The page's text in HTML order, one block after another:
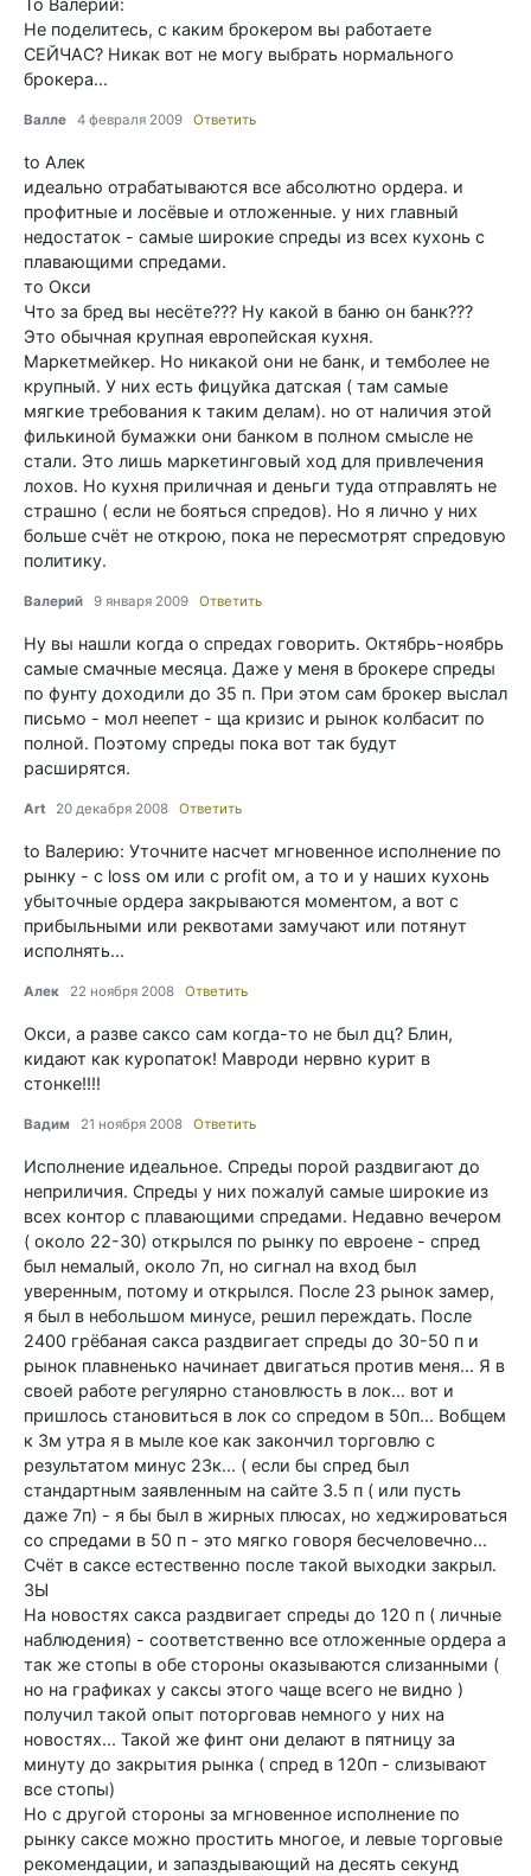
Не поделитесь, с каким брокером вы работаете
СЕЙЧАС? Никак вот не могу выбрать нормального
брокера...
Валле 4 февраля 2009 Ответить
to Алек
идеально отрабатываются все абсолютно ордера. и
профитные и лосёвые и отложенные. у них главный
недостаток - самые широкие спреды из всех кухонь с
плавающими спредами.
то Окси
Что за бред вы несёте??? Ну какой в баню он банк???
Это обычная крупная европейская кухня.
Маркетмейкер. Но никакой они не банк, и темболее не
крупный. У них есть фицуйка датская ( там самые
мягкие требования к таким делам). но от наличия этой
филькиной бумажки они банком в полном смысле не
стали. Это лишь маркетинговый ход для привлечения
лохов. Но кухня приличная и деньги туда отправлять не
страшно ( если не бояться спредов). Но я лично у них
больше счёт не открою, пока не пересмотрят спредовую
политику.
Валерий 9 января 2009 Ответить
Ну вы нашли когда о спредах говорить. Октябрь-ноябрь
самые смачные месяца. Даже у меня в брокере спреды
по фунту доходили до 35 п. При этом сам брокер выслал
письмо - мол неепет - ща кризис и рынок колбасит по
полной. Поэтому спреды пока вот так будут
расширятся.
Art 20 декабря 2008 Ответить
to Валерию: Уточните насчет мгновенное исполнение по
рынку - с loss ом или с profit ом, а то и у наших кухонь
убыточные ордера закрываются моментом, а вот с
прибыльными или реквотами замучают или потянут
исполнять...
Алек 22 ноября 2008 Ответить
Окси, а разве саксо сам когда-то не был дц? Блин,
кидают как куропаток! Мавроди нервно курит в
стонке!!!!
Вадим 21 ноября 2008 Ответить
Исполнение идеальное. Спреды порой раздвигают до
неприличия. Спреды у них пожалуй самые широкие из
всех контор с плавающими спредами. Недавно вечером
( около 22-30) открылся по рынку по евроене - спред
был немалый, около 7п, но сигнал на вход был
уверенным, потому и открылся. После 23 рынок замер,
я был в небольшом минусе, решил переждать. После
2400 грёбаная сакса раздвигает спреды до 30-50 п и
рынок плавненько начинает двигаться против меня... Я в
своей работе регулярно становлюсть в лок... вот и
пришлось становиться в лок со спредом в 50п... Вобщем
к 3м утра я в мыле кое как закончил торговлю с
результатом минус 23к... ( если бы спред был
стандартным заявленным на сайте 3.5 п ( или пусть
даже 7п) - я бы был в жирных плюсах, но хеджироваться
со спредами в 50 п - это мягко говоря бесчеловечно...
Счёт в саксе естественно после такой выходки закрыл.
ЗЫ
На новостях сакса раздвигает спреды до 120 п ( личные
наблюдения) - соответственно все отложенные ордера а
так же стопы в обе стороны оказываются слизанными (
но на графиках у саксы этого чаще всего не видно )
получил такой опыт поторговав немного у них на
новостях... Такой же финт они делают в пятницу за
минуту до закрытия рынка ( спред в 120п - слизывают
все стопы)
Но с другой стороны за мгновенное исполнение по
рынку саксе можно простить многое, и левые торговые
рекомендации, и запаздывающий на десять секунд